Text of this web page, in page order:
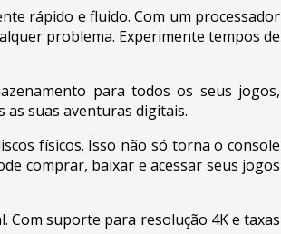
rápido e fluido. Com um processador
problema. Experimente tempos de
para todos os seus jogos,
as suas aventuras digitais.
físicos. Isso não só torna o console
comprar, baixar e acessar seus jogos
Com suporte para resolução 4K e taxas